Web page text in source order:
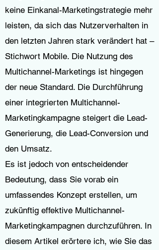
keine Einkanal-Marketingstrategie mehr
leisten, da sich das Nutzerverhalten in
den letzten Jahren stark verändert hat –
Stichwort Mobile. Die Nutzung des
Multichannel-Marketings ist hingegen
der neue Standard. Die Durchführung
einer integrierten Multichannel-
Marketingkampagne steigert die Lead-
Generierung, die Lead-Conversion und
den Umsatz.
Es ist jedoch von entscheidender
Bedeutung, dass Sie vorab ein
umfassendes Konzept erstellen, um
zukünftig effektive Multichannel-
Marketingkampagnen durchzuführen. In
diesem Artikel erörtere ich, wie Sie das